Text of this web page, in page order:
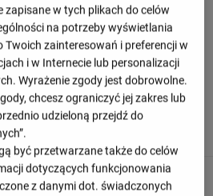
Odśwież
odgwizduje koniec meczu.
zapisane w tych plikach do celów
na potrzeby wyświetlania
Twoich zainteresowań i preferencji w
i w Internecie lub personalizacji
Wyrażenie zgody jest dobrowolne.
chcesz ograniczyć jej zakres lub
udzieloną przejdź do
być przetwarzane także do celów
dotyczących funkcjonowania
z danymi dot. świadczonych